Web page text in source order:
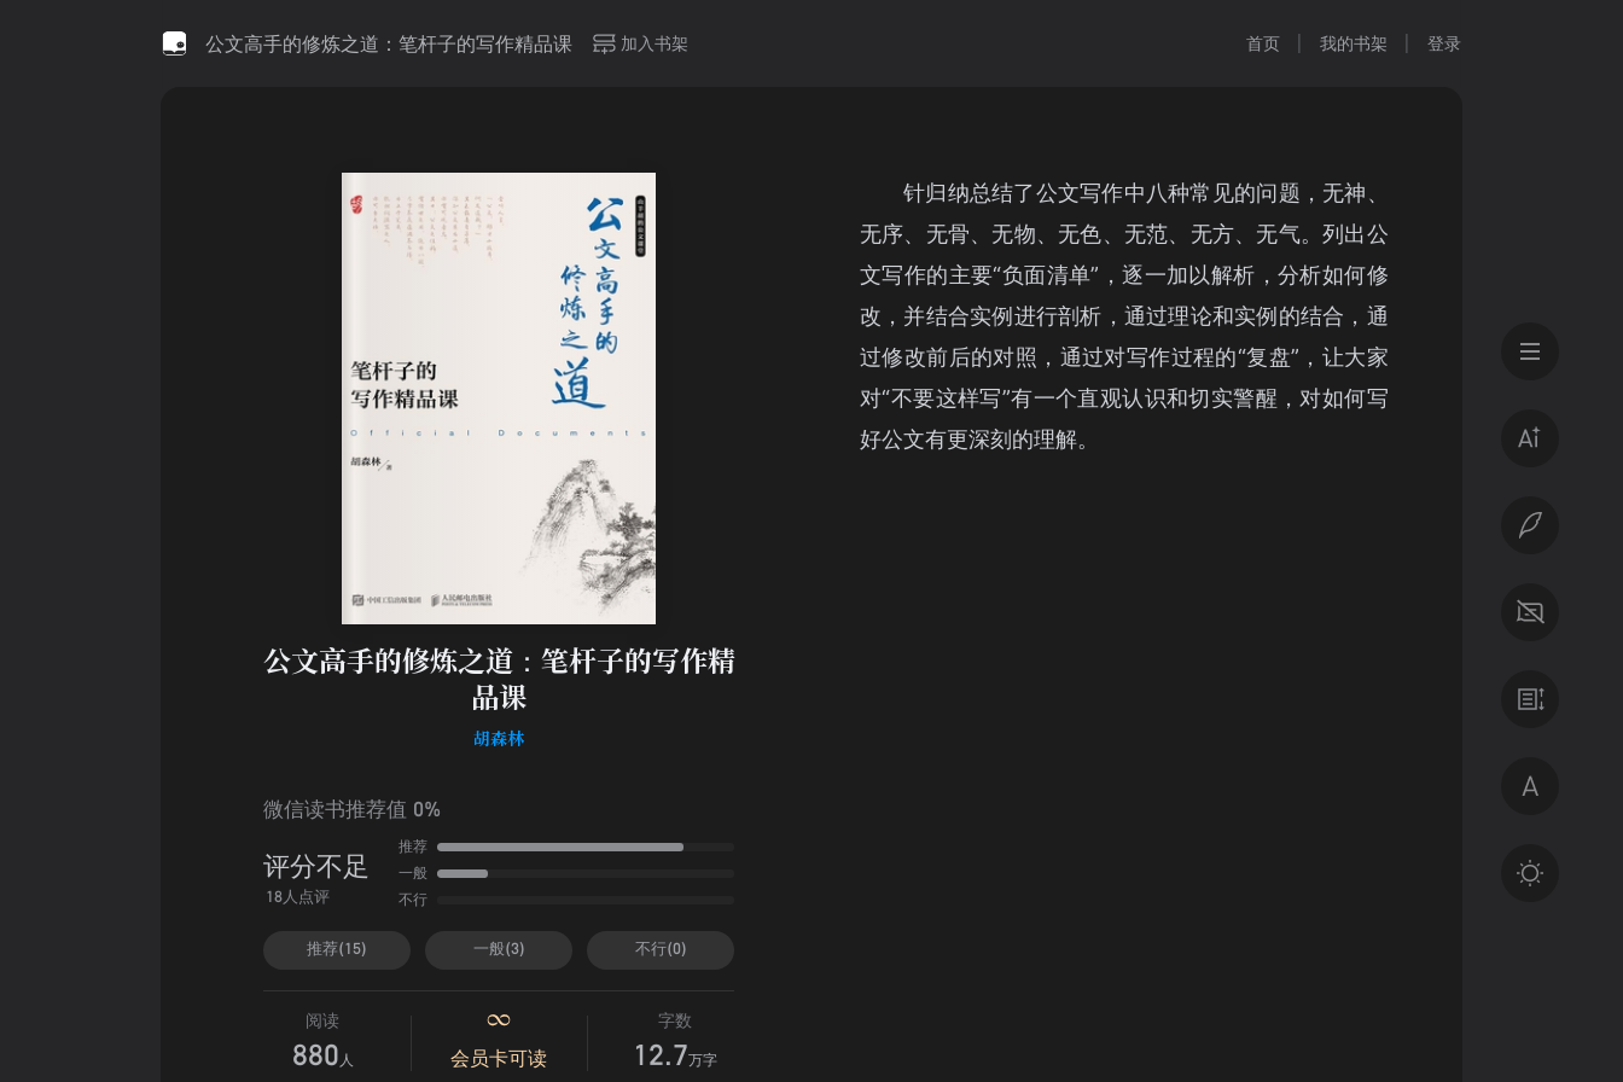
公文高手的修炼之道：笔杆子的写作精品课 加入书架 首页 我的书架 登录
公文高手的修炼之道：笔杆子的写作精
品课
胡森林
微信读书推荐值 0%
评分不足
18人点评
推荐
一般
不行
推荐(15) 一般(3) 不行(0)
阅读
880 人 会员卡可读
字数
12.7万字
针归纳总结了公文写作中八种常见的问题，无神、
无序、无骨、无物、无色、无范、无方、无气。列出公
文写作的主要“负面清单”，逐一加以解析，分析如何修
改，并结合实例进行剖析，通过理论和实例的结合，通
过修改前后的对照，通过对写作过程的“复盘”，让大家
对“不要这样写”有一个直观认识和切实警醒，对如何写
好公文有更深刻的理解。